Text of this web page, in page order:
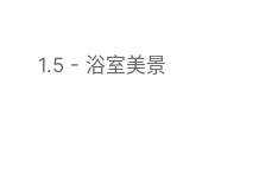
1.5 - 浴室美景